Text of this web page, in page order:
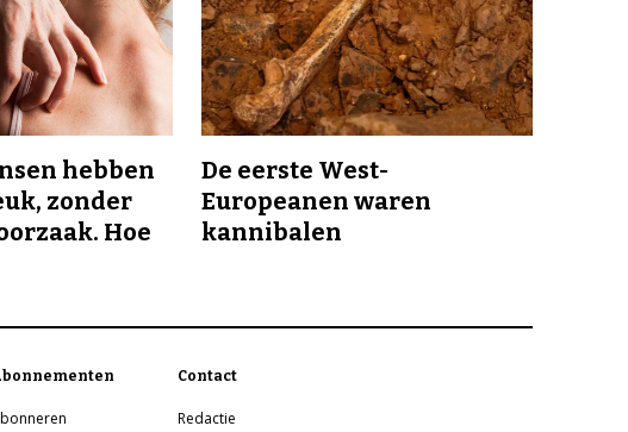
hebben
zonder
Hoe
De eerste West-
Europeanen waren
kannibalen
Contact
Redactie